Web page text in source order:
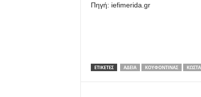
Πηγή: iefimerida.gr
ΕΤΙΚΕΤΕΣ ΆΔΕΙΑ ΚΟΥΦΟΝΤΊΝΑΣ